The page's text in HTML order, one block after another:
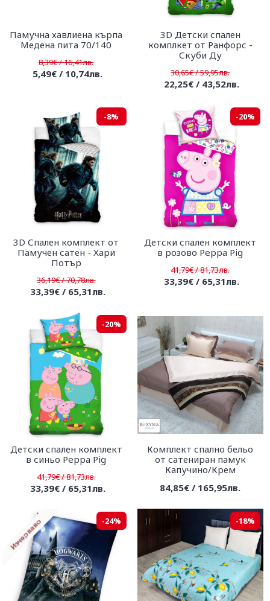
Памучна хавлиена кърпа
Медена пита 70/140
8,39€ / 16,41лв.
5,49€ / 10,74лв.
3D Детски спален
комплкет от Ранфорс -
Скуби Ду
30,65€ / 59,95лв.
22,25€ / 43,52лв.
-8%
3D Спален комплект от
Памучен сатен - Хари
Потър
36,19€ / 70,78лв.
33,39€ / 65,31лв.
-20%
Детски спален комплект
в розово Peppa Pig
41,79€ / 81,73лв.
33,39€ / 65,31лв.
-20%
Детски спален комплект
в синьо Peppa Pig
41,79€ / 81,73лв.
33,39€ / 65,31лв.
Комплект спално бельо
от сатениран памук
Капучино/Крем
84,85€ / 165,95лв.
-24% -18%